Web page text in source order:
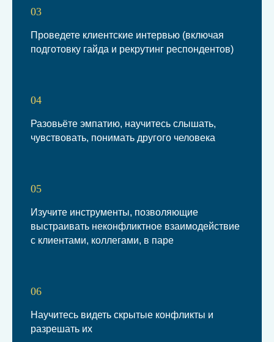
03
Проведете клиентские интервью (включая
подготовку гайда и рекрутинг респондентов)
04
Разовьёте эмпатию, научитесь слышать,
чувствовать, понимать другого человека
05
Изучите инструменты, позволяющие
выстраивать неконфликтное взаимодействие
с клиентами, коллегами, в паре
06
Научитесь видеть скрытые конфликты и
разрешать их